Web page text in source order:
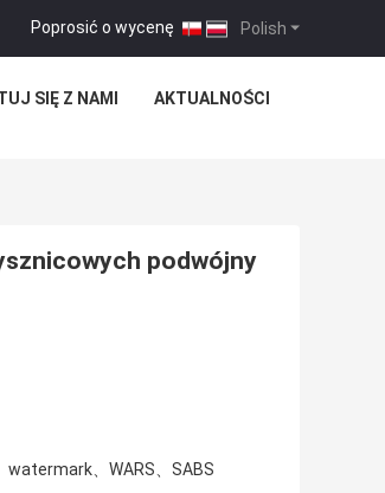
Polish
Poprosić o wycenę |
SIĘ Z NAMI AKTUALNOŚCI
podwójny
watermark、WARS、SABS